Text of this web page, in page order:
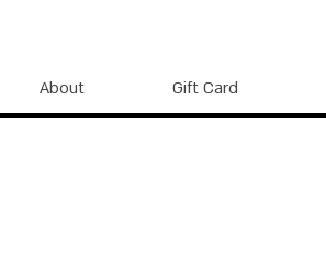
Gift Card
About